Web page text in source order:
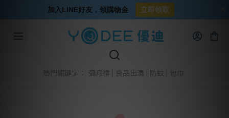
熱門關鍵字： 彌月禮 良品出清 防蚊 包巾
加入LINE好友，領購物金 立即領取